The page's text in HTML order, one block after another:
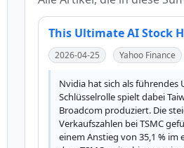
This Ultimate AI Stock
2026-04-25 Yahoo Finance
Nvidia hat sich als
Schlüsselrolle spielt dabei
Broadcom produziert. Die
Verkaufszahlen bei TSMC
einem Anstieg von 35,1 % im